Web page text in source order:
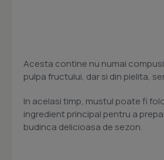
Acesta contine nu numai
pulpa fructului, dar si din pielita,
In acelasi timp, mustul poate fi
ingredient principal pentru a
budinca delicioasa de sezon.